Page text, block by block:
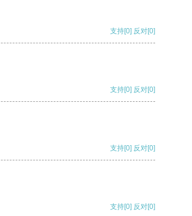
支持[0] 反对[0]
支持[0] 反对[0]
支持[0] 反对[0]
支持[0] 反对[0]